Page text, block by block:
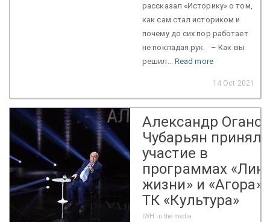
рассказал «Историку» о том,
как сам стал историком и
почему до сих пор работает
не покладая рук. – Как вы
решил... Read more
14 Oct 2021
Александр
Чубарьян принял
участие в
программах
жизни» и «Агора»
ТК «Культура»
IWH in the media